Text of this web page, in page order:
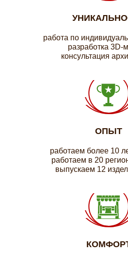
работа по
разработка 3D-
консультация
ОПЫТ
работаем более 10
работаем в 20
выпускаем 12